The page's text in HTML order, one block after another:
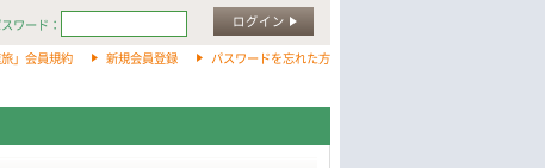
ワード： ログイン
旅」会員規約 新規会員登録 パスワードを忘れた方